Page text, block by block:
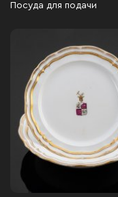
Посуда для подачи